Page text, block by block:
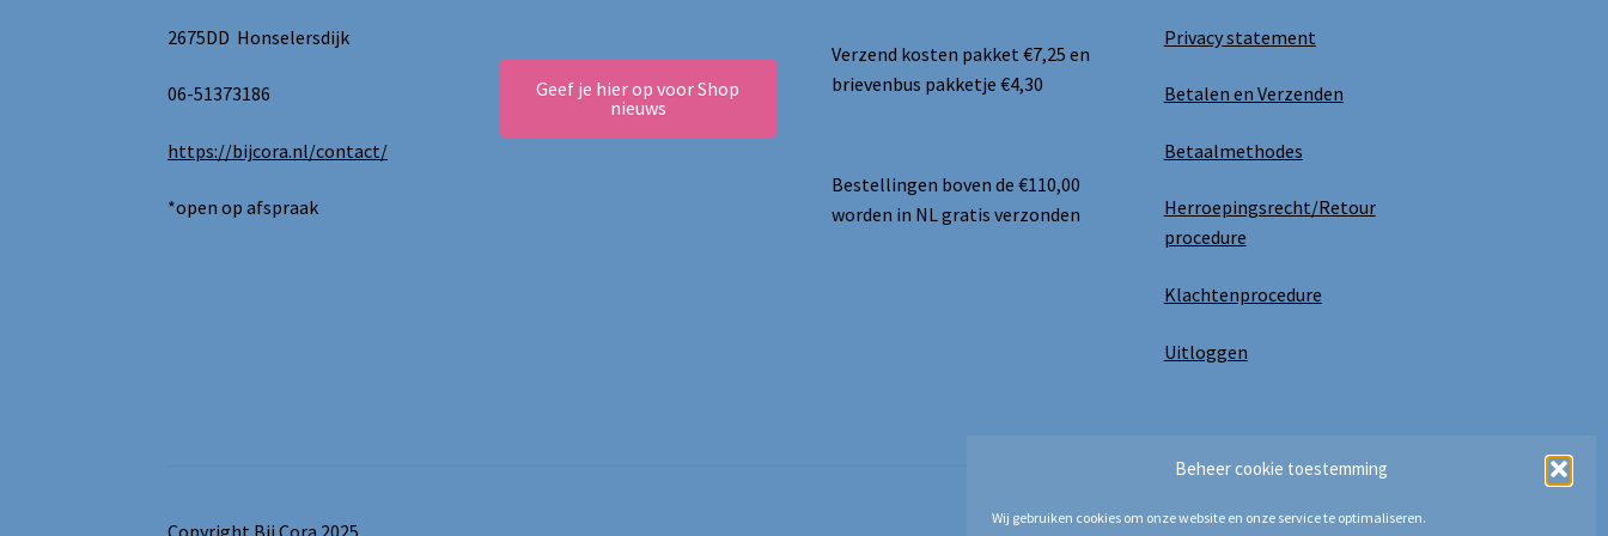
Beheer cookie toestemming
Wij gebruiken cookies om onze website en onze service te optimaliseren.
2675DD Honselersdijk
06-51373186
https://bijcora.nl/contact/
*open op afspraak
Geef je hier op voor Shop
nieuws
Verzend kosten pakket €7,25 en
brievenbus pakketje €4,30
Bestellingen boven de €110,00
worden in NL gratis verzonden
Privacy statement
Betalen en Verzenden
Betaalmethodes
Herroepingsrecht/Retour
procedure
Klachtenprocedure
Uitloggen
Copyright Bij Cora 2025